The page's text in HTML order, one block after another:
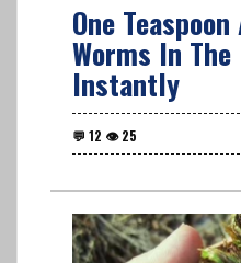
One
Worms In The
Instantly